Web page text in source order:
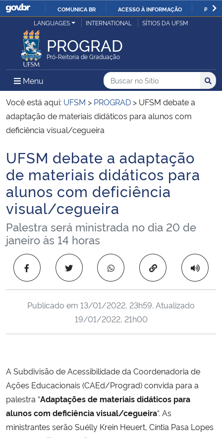
IR
O
COMUNICA BR ACESSO À INFORMAÇÃO
Ministério da Justiça e Segurança Pública
Ministério da Defesa
Ministério das Relações Exteriores
Ministério da Economia
Ministério da Infraestrutura
Ministério da Agricultura, Pecuária e Abastecimento
Ministério da Educação
Ministério da Cidadania
Ministério da Saúde
Ministério de Minas e Energia
Ministério da Ciência, Tecnologia, Inovações e Comunicações
Ministério do Meio Ambiente
Ministério do Desenvolvimento Regional
Controladoria-Geral da União
LANGUAGES INTERNATIONAL SÍTIOS DA UFSM
PROGRAD
Pró-Reitoria de Graduação
Menu Menu Principal do Sítio
Busca
Buscar no no Sítio
Busca:
Você está aqui: UFSM > PROGRAD > UFSM debate a
adaptação de materiais didáticos para alunos com
deficiência visual/cegueira
Início do conteúdo
UFSM debate a adaptação
de materiais didáticos para
alunos com deficiência
visual/cegueira
Palestra será ministrada no dia 20 de
janeiro às 14 horas
Copiar para área
Publicado em 13/01/2022, 23h59. Atualizado
19/01/2022, 21h00
A Subdivisão de Acessibilidade da Coordenadoria de
Ações Educacionais (CAEd/Prograd) convida para a
palestra “Adaptações de materiais didáticos para
alunos com deficiência visual/cegueira“. As
ministrantes serão Suélly Krein Heuert, Cíntia Pasa Lopes